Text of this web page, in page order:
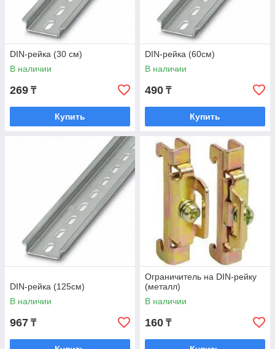
DIN-рейка (30 см)
В наличии
269 ₸
Купить
DIN-рейка (60см)
В наличии
490 ₸
Купить
DIN-рейка (125cм)
В наличии
967 ₸
Ограничитель на DIN-рейку
(металл)
В наличии
160 ₸